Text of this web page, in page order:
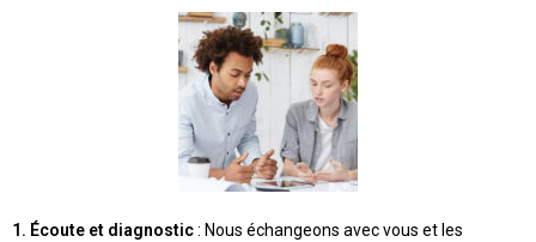
1. Écoute et diagnostic: Nous échangeons avec vous et les